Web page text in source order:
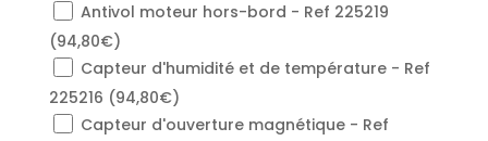
Antivol moteur hors-bord - Ref 225219
(94,80€)
Capteur d'humidité et de température - Ref
225216 (94,80€)
Capteur d'ouverture magnétique - Ref